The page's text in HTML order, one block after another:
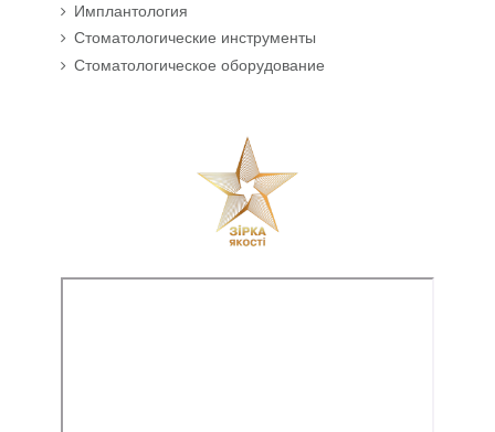
Имплантология
Стоматологические инструменты
Стоматологическое оборудование